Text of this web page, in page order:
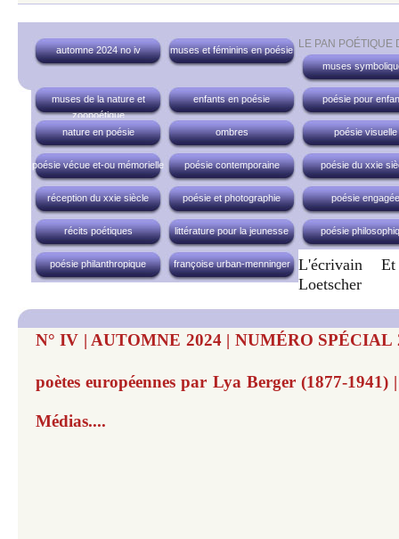
LE PAN POÉTIQUE
automne 2024 no iv
muses et féminins en poésie
muses
muses de la nature et
zoopoétique
enfants en poésie poésie pour
nature en poésie ombres poésie visuelle
poésie vécue et-ou mémorielle poésie contemporaine poésie du xxie
réception du xxie siècle poésie et photographie poésie engagée
récits poétiques littérature pour la jeunesse poésie
poésie philanthropique françoise urban-menninger
L'écrivain
Loetscher
N° IV | AUTOMNE 2024 | NUMÉRO SPÉCIAL
poètes européennes par Lya Berger (1877-1941)
Médias....